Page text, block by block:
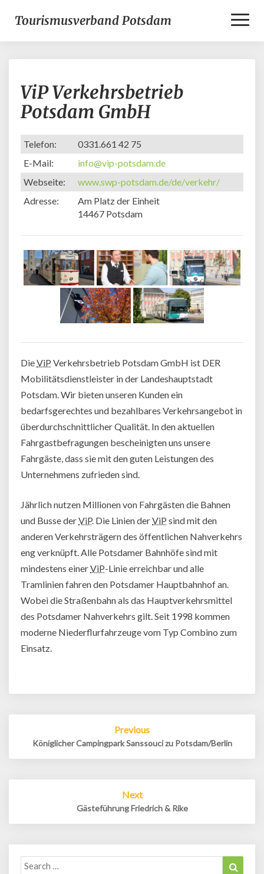
Tourismusverband Potsdam
Verkehrsbetrieb
Potsdam
GmbH
ViP Verkehrsbetrieb
Potsdam GmbH
Telefon:
0331.661 42 75
E-Mail:
info@vip-potsdam.de
Webseite:
www.swp-potsdam.de/de/verkehr/
Adresse:
Am Platz der Einheit
14467 Potsdam
DieViP Verkehrsbetrieb Potsdam GmbH ist DER
Mobilitätsdienstleister in der Landeshauptstadt
Potsdam. Wir bieten unseren Kunden ein
bedarfsgerechtes und bezahlbares Verkehrsangebot in
überdurchschnittlicher Qualität. In den aktuellen
Fahrgastbefragungen bescheinigten uns unsere
Fahrgäste, dass sie mit den guten Leistungen des
Unternehmens zufrieden sind.
Jährlich nutzen Millionen von Fahrgästen die Bahnen
und Busse derViP. Die Linien derViP sind mit den
anderen Verkehrsträgern des öffentlichen Nahverkehrs
eng verknüpft. Alle Potsdamer Bahnhöfe sind mit
mindestens einerViP-Linie erreichbar und alle
Tramlinien fahren den Potsdamer Hauptbahnhof an.
Wobei die Straßenbahn als das Hauptverkehrsmittel
des Potsdamer Nahverkehrs gilt. Seit 1998 kommen
moderne Niederflurfahrzeuge vom Typ Combino zum
Einsatz.
Previous
Königlicher Campingpark Sanssouci zu Potsdam/Berlin
Next
Gästeführung Friedrich & Rike
Search